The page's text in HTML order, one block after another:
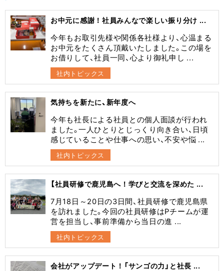
お中元に感謝！社員みんなで楽しい振り分け ...
今年もお取引先様や関係各社様より、心温まる
お中元をたくさん頂戴いたしました。この場を
お借りして、社員一同、心より御礼申し ...
社内トピックス
気持ちを新たに、新年度へ
今年も社長による社員との個人面談が行われ
ました。一人ひとりとじっくり向き合い、日頃
感じていることや仕事への思い、不安や悩 ...
社内トピックス
【社員研修で鹿児島へ！学びと交流を深めた ...
7月18日～20日の3日間、社員研修で鹿児島県
を訪れました。今回の社員研修はPチームが運
営を担当し、事前準備から当日の進 ...
社内トピックス
会社がアップデート！「サンゴの力」と社長 ...